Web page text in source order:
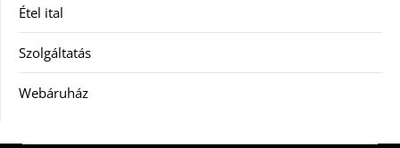
Étel ital
Szolgáltatás
Webáruház